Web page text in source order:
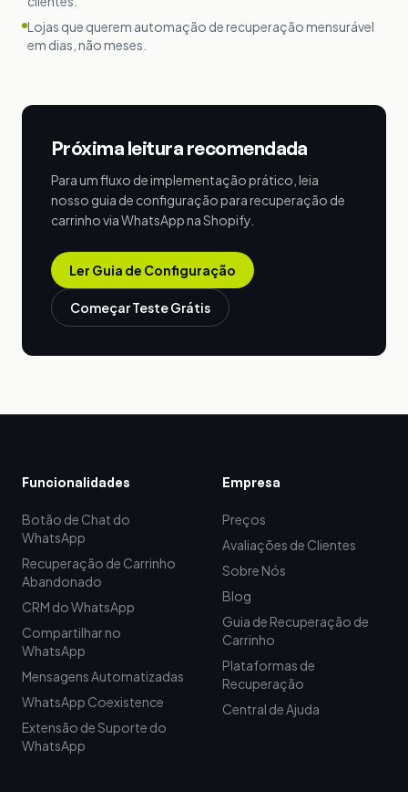
Lojas que querem automação de recuperação mensurável
em dias, não meses.
Próxima leitura recomendada
Para um fluxo de implementação prático, leia
nosso guia de configuração para recuperação de
carrinho via WhatsApp na Shopify.
Ler Guia de Configuração
Começar Teste Grátis
Funcionalidades
Botão de Chat do
WhatsApp
Recuperação de Carrinho
Abandonado
CRM do WhatsApp
Compartilhar no
WhatsApp
Mensagens Automatizadas
WhatsApp Coexistence
Extensão de Suporte do
WhatsApp
Empresa
Preços
Avaliações de Clientes
Sobre Nós
Blog
Guia de Recuperação de
Carrinho
Plataformas de
Recuperação
Central de Ajuda